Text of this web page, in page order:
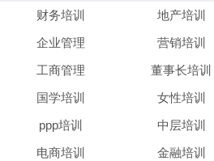
财务培训 地产培训
企业管理
营销培训
工商管理
董事长培训
国学培训
女性培训
ppp培训
中层培训
电商培训
金融培训